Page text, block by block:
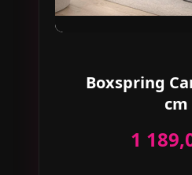
Boxspring
cm
1